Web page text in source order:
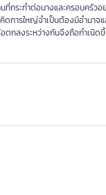
นที่กระทำต่อนางและครอบค
การใหญ่จำเป็นต้องมีอำนา
ลงระหว่างกันจึงถือกำเนิด